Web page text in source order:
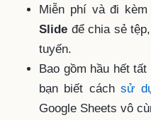
Miễn phí và đi
Slide để chia sẻ
tuyến.
Bao gồm hầu hết
bạn biết cáchsử
Google Sheets vô